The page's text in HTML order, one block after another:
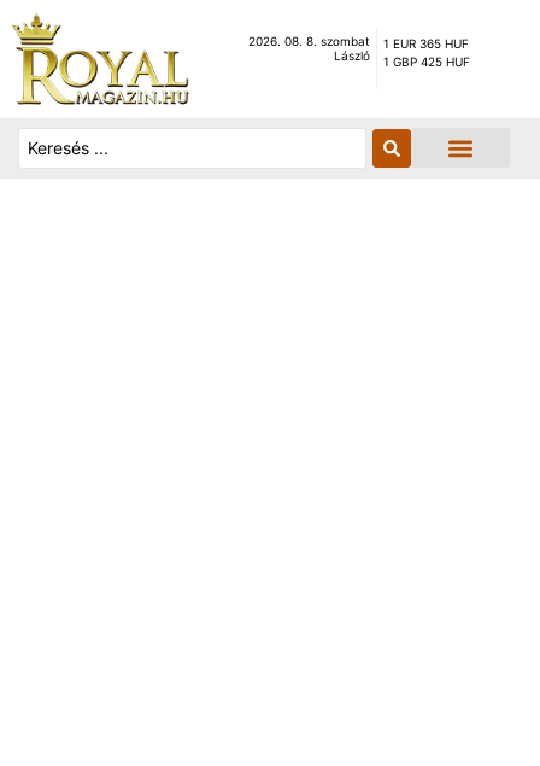
2026. 08. 8. szombat
László
1 EUR 365 HUF
1 GBP 425 HUF